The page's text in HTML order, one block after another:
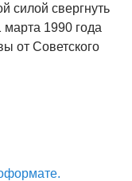
силой свергнуть
марта 1990 года
от Советского